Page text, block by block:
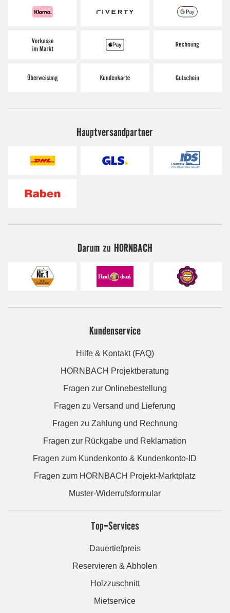
Hauptversandpartner
Darum zu HORNBACH
Kundenservice
Hilfe & Kontakt (FAQ)
HORNBACH Projektberatung
Fragen zur Onlinebestellung
Fragen zu Versand und Lieferung
Fragen zu Zahlung und Rechnung
Fragen zur Rückgabe und Reklamation
Fragen zum Kundenkonto & Kundenkonto-ID
Fragen zum HORNBACH Projekt-Marktplatz
Muster-Widerrufsformular
Top-Services
Dauertiefpreis
Reservieren & Abholen
Holzzuschnitt
Mietservice